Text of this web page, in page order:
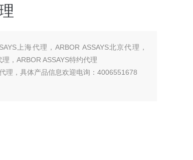
上海代理，ARBOR ASSAYS北京代理，
，ARBOR ASSAYS特约代理
理，具体产品信息欢迎电询：4006551678